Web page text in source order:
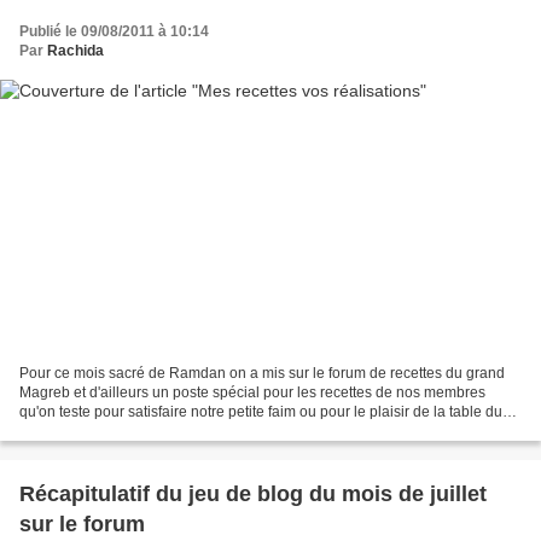
Publié le 09/08/2011 à 10:14
Par Rachida
Pour ce mois sacré de Ramdan on a mis sur le forum de recettes du grand
Magreb et d'ailleurs un poste spécial pour les recettes de nos membres
qu'on teste pour satisfaire notre petite faim ou pour le plaisir de la table du
Récapitulatif du jeu de blog du mois de juillet
sur le forum